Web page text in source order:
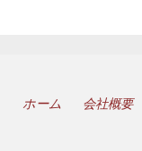
ホーム 会社概要